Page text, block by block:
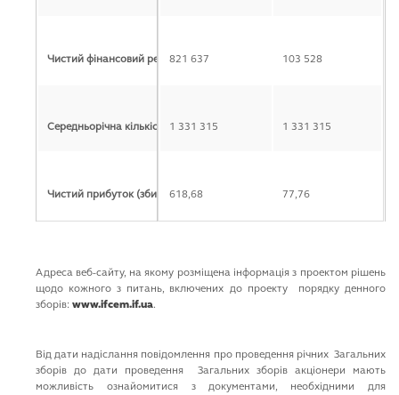
821 637 103 528
1 331 315 1 331 315
618,68 77,76
Чистий фінансовий результат: прибуток (збиток)
Середньорічна кількість акцій (шт.)
Чистий прибуток (збиток) на одну просту акцію (грн)
Адреса веб-сайту, на якому розміщена інформація з проектом рішень
щодо кожного з питань, включених до проекту порядку денного
зборів: www.ifcem.if.ua.
Від дати надіслання повідомлення про проведення річних Загальних
зборів до дати прове­дення Загальних зборів акціонери мають
можливість ознайо­ми­тися з документами, необхідними для